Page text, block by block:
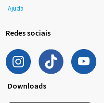
Ajuda
Redes sociais
Downloads